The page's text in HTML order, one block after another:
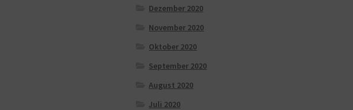
Dezember 2020
November 2020
Oktober 2020
September 2020
August 2020
Juli 2020